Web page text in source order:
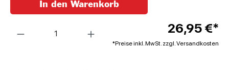
26,95 €*
*Preise inkl. MwSt. zzgl. Versandkosten
In den Warenkorb